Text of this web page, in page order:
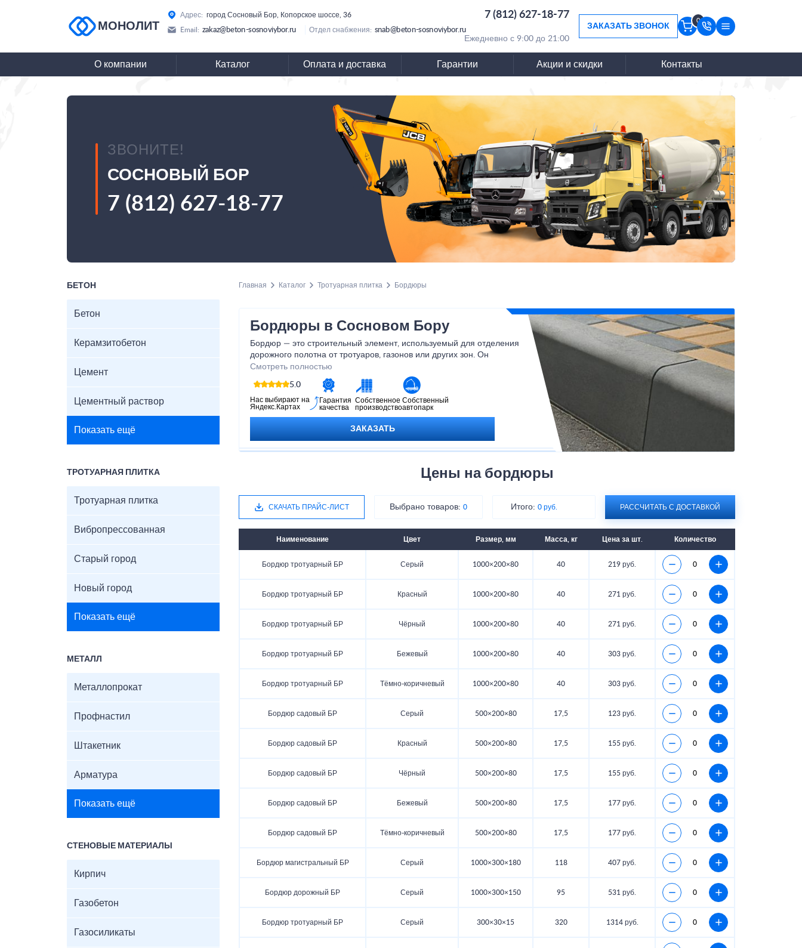
МОНОЛИТ
Адрес: город Сосновый Бор, Копорское шоссе, 36 7 (812) 627-18-77
Email: zakaz@beton-sosnoviybor.ru Отдел снабжения: snab@beton-sosnoviybor.ru
Ежедневно с 9:00 до 21:00
ЗАКАЗАТЬ ЗВОНОК
0
О компании Каталог Оплата и доставка Гарантии Акции и скидки Контакты
ЗВОНИТЕ!
СОСНОВЫЙ БОР
7 (812) 627-18-77
БЕТОН
Бетон
Керамзитобетон
Цемент
Цементный раствор
Показать ещё
ТРОТУАРНАЯ ПЛИТКА
Тротуарная плитка
Вибропрессованная
Старый город
Новый город
Показать ещё
МЕТАЛЛ
Металлопрокат
Профнастил
Штакетник
Арматура
Показать ещё
СТЕНОВЫЕ МАТЕРИАЛЫ
Кирпич
Газобетон
Газосиликаты
Главная Каталог Тротуарная плитка Бордюры
Бордюры в Сосновом Бору
Бордюр — это строительный элемент, используемый для отделения
дорожного полотна от тротуаров, газонов или других зон. Он
выполняет не только декоративную, но и важную функциональную
роль: удерживает края покрытия, предотвращает сползание грунта и
обеспечивает аккуратный внешний вид территории. Благодаря
бордюрам пространство становится более структурированным и
безопасным.
Смотреть полностью
5.0
Нас выбирают на
Яндекс.Картах
Гарантия
качества
Собственное
производство
Собственный
автопарк
ЗАКАЗАТЬ
Цены на бордюры
СКАЧАТЬ ПРАЙС-ЛИСТ Выбрано товаров: 0 Итого:0 руб. РАССЧИТАТЬ С ДОСТАВКОЙ
Наименование Цвет Размер, мм Масса, кг Цена за шт. Количество
Бордюр тротуарный БР Серый 1000×200×80 40 219 руб.
Бордюр тротуарный БР Красный 1000×200×80 40 271 руб.
Бордюр тротуарный БР Чёрный 1000×200×80 40 271 руб.
Бордюр тротуарный БР Бежевый 1000×200×80 40 303 руб.
Бордюр тротуарный БР Тёмно-коричневый 1000×200×80 40 303 руб.
Бордюр садовый БР Серый 500×200×80 17,5 123 руб.
Бордюр садовый БР Красный 500×200×80 17,5 155 руб.
Бордюр садовый БР Чёрный 500×200×80 17,5 155 руб.
Бордюр садовый БР Бежевый 500×200×80 17,5 177 руб.
Бордюр садовый БР Тёмно-коричневый 500×200×80 17,5 177 руб.
Бордюр магистральный БР Серый 1000×300×180 118 407 руб.
Бордюр дорожный БР Серый 1000×300×150 95 531 руб.
Бордюр тротуарный БР Серый 300×30×15 320 1314 руб.